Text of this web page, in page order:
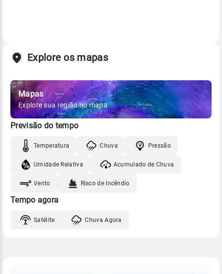
Explore os mapas
Mapas
Explore sua região no mapa
Previsão do tempo
Temperatura Chuva Pressão
Umidade Relativa Acumulado de Chuva
Vento Risco de Incêndio
Tempo agora
Satélite Chuva Agora